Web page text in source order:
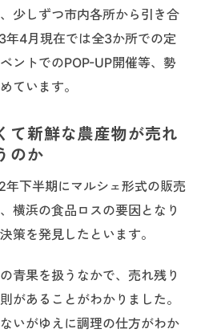
少しずつ市内各所から引き合
年4月現在では全3か所での定
ントでのPOP-UP開催等、勢
ています。
て新鮮な農産物が売れ
のか
下半期にマルシェ形式の販売
横浜の食品ロスの要因となり
策を発見したといます。
の青果を扱うなかで、売れ残り
があることがわかりました。
いがゆえに調理の仕方がわか